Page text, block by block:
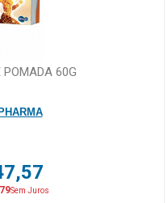
POMADA 60G
Sem Juros